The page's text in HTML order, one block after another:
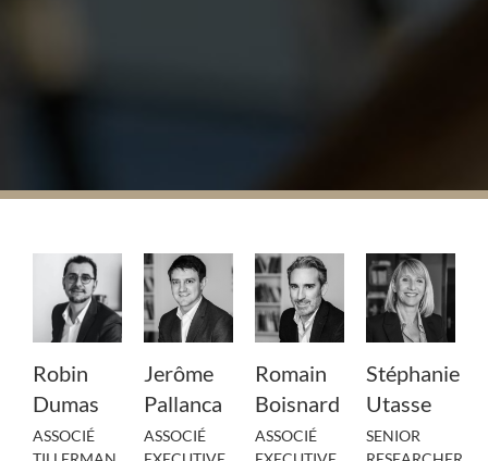
Robin
Dumas
ASSOCIÉ
Jerôme
Pallanca
ASSOCIÉ
Romain
Boisnard
ASSOCIÉ
Stéphanie
Utasse
SENIOR